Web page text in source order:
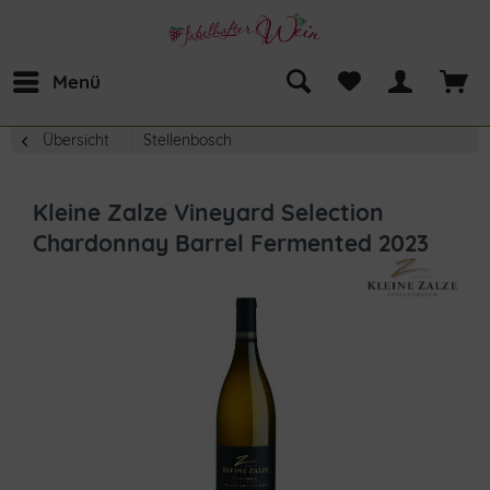
Menü
Übersicht Stellenbosch
Kleine Zalze Vineyard Selection
Chardonnay Barrel Fermented 2023